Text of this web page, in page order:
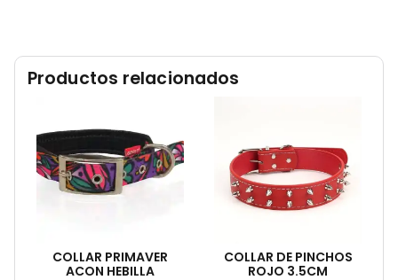
Productos relacionados
COLLAR PRIMAVER
ACON HEBILLA
COLLAR DE PINCHOS
ROJO 3.5CM